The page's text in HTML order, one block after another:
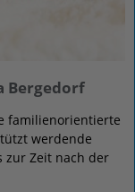
Bergedorf
familienorientierte
werdende
zur Zeit nach der